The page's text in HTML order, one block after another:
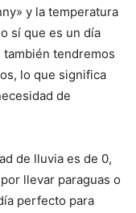
y la temperatura
sí que es un día
tendremos
lo que significa
de
de lluvia es de 0,
llevar paraguas o
perfecto para